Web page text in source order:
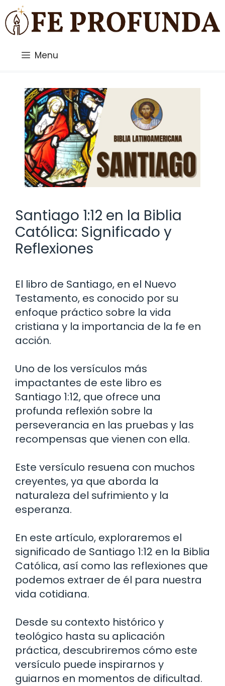
Saltar
al
contenido
Menu
Santiago 1:12 en la Biblia
Católica: Significado y
Reflexiones
El libro de Santiago, en el Nuevo
Testamento, es conocido por su
enfoque práctico sobre la vida
cristiana y la importancia de la fe en
acción.
Uno de los versículos más
impactantes de este libro es
Santiago 1:12, que ofrece una
profunda reflexión sobre la
perseverancia en las pruebas y las
recompensas que vienen con ella.
Este versículo resuena con muchos
creyentes, ya que aborda la
naturaleza del sufrimiento y la
esperanza.
En este artículo, exploraremos el
significado de Santiago 1:12 en la Biblia
Católica, así como las reflexiones que
podemos extraer de él para nuestra
vida cotidiana.
Desde su contexto histórico y
teológico hasta su aplicación
práctica, descubriremos cómo este
versículo puede inspirarnos y
guiarnos en momentos de dificultad.